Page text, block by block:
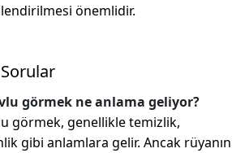
önemlidir.
görmek ne anlama geliyor?
görmek, genellikle temizlik,
gibi anlamlara gelir. Ancak rüyanın